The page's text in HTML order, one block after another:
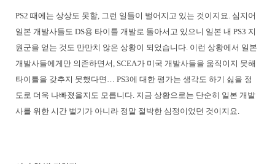
PS2 때에는 상상도 못할, 그런 일들이 벌어지고 있는 것이지요. 심지어
일본 개발사들도 DS용 타이틀 개발로 돌아서고 있으니 일본 내 PS3 지
원군을 얻는 것도 만만치 않은 상황이 되었습니다. 이런 상황에서 일본
개발사들에게만 의존하면서, SCEA가 미국 개발사들을 움직이지 못해
타이틀을 갖추지 못했다면… PS3에 대한 평가는 생각도 하기 싫을 정
도로 더욱 나빠졌을지도 모릅니다. 지금 상황으로는 단순히 일본 개발
사를 위한 시간 벌기가 아니라 정말 절박한 심정이었던 것이지요.